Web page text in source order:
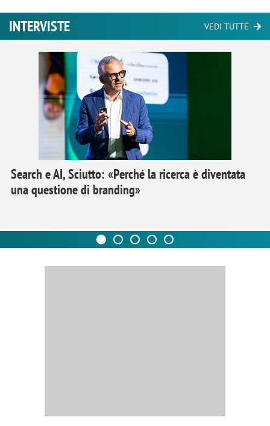
INTERVISTE VEDI TUTTE
Search e AI, Sciutto: «Perché la ricerca è diventata
una questione di branding»